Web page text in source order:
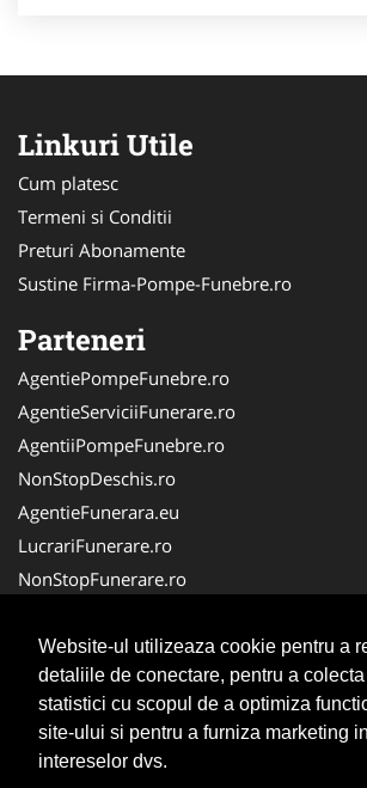
Website-ul utilizeaza cookie pentru a
detaliile de conectare, pentru a colecta
statistici cu scopul de a optimiza
site-ului si pentru a furniza marketing
intereselor dvs.
Linkuri Utile
Cum platesc
Termeni si Conditii
Preturi Abonamente
Sustine Firma-Pompe-Funebre.ro
Parteneri
AgentiePompeFunebre.ro
AgentieServiciiFunerare.ro
AgentiiPompeFunebre.ro
NonStopDeschis.ro
AgentieFunerara.eu
LucrariFunerare.ro
NonStopFunerare.ro
CasaFunerara.com
Firma-Servicii-Funerare.ro
Repatriere-Transport-Decedati.ro
RepatriereFunerara.ro